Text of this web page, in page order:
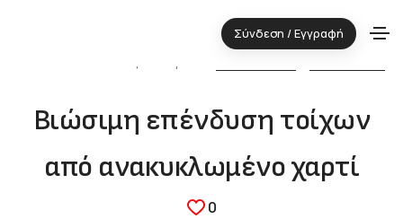
Σύνδεση / Εγγραφή
Βιώσιμη επένδυση τοίχων
από ανακυκλωμένο χαρτί
0